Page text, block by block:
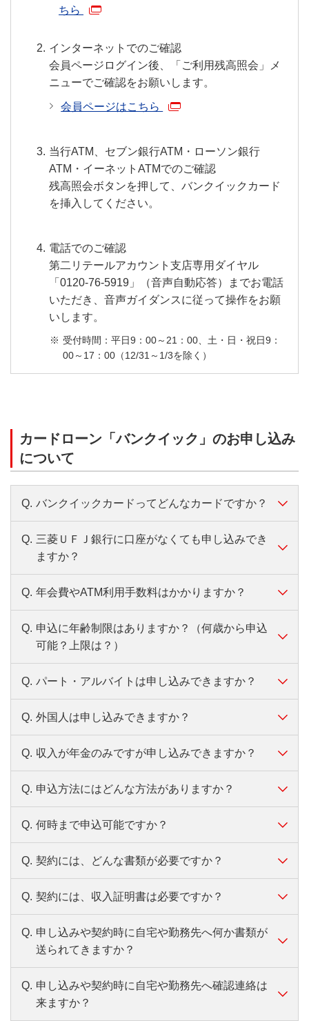
ちら
インターネットでのご確認
会員ページログイン後、「ご利用残高照会」メ
ニューでご確認をお願いします。
会員ページはこちら
当行ATM、セブン銀行ATM・ローソン銀行
ATM・イーネットATMでのご確認
残高照会ボタンを押して、バンクイックカード
を挿入してください。
電話でのご確認
第二リテールアカウント支店専用ダイヤル
「0120-76-5919」（音声自動応答）までお電話
いただき、音声ガイダンスに従って操作をお願
いします。
受付時間：平日9：00～21：00、土・日・祝日9：
00～17：00（12/31～1/3を除く）
カードローン「バンクイック」のお申し込み
について
Q. バンクイックカードってどんなカードですか？
A. バンクイックカードは、最高800万円までご
利用いただけるローン専用のカードです。
ろん、セブン銀行ATM・ローソン銀行ATM・
イーネットATMでも利用手数料無料でいつで
もお借り入れ・ご返済いただけます。
各種手数料・年会費も無料で、いざというと
きのために安心してお持ちいただけます。
るATMが対象となります。
Q. 三菱ＵＦＪ銀行に口座がなくても申し込みでき
ますか？
A. お申し込みいただけます。また、預金口座を
別途開設いただく必要もありません。
Q. 年会費やATM利用手数料はかかりますか？
A. バンクイックは、年会費もATM利用手数料も
無料です。
ATMからお振り込みでご返済する場合は、利用時間・
利用機関により所定の手数料がかかります。
Q. 申込に年齢制限はありますか？（何歳から申込
可能？上限は？）
A. 満20歳以上65歳未満の方が対象です。
Q. パート・アルバイトは申し込みできますか？
A. 原則安定した収入がある方であれば、お申込
可能です。
Q. 外国人は申し込みできますか？
A. お申し込みいただけます。ただし、永住許可
を受けている方が対象となります。
Q. 収入が年金のみですが申し込みできますか？
A. お申し込みいただけます。原則安定した収入
がある方であれば、お申し込みいただけま
す。
お申し込みの際は、第二リテールアカウント
絡ください。
受付時間：平日9:00～21:00、土・日・祝日9:00～
17:00（12/31～1/3を除く）
Q. 申込方法にはどんな方法がありますか？
A. お申込方法はインターネット・電話・スマー
トフォンアプリがあります。
Q. 何時まで申込可能ですか？
A. インターネットなら24時間申込可能です。
Q. 契約には、どんな書類が必要ですか？
A. ご契約には、以下の書類が必要です。
《本人確認書類》
以下のいずれか2点（*1）
「個人番号カード（マイナンバーカード）」・
「運転免許証」・「パスポート（*2）」・「資格確
認書」・「在留カード」・「特別永住者証明書」
Q. 契約には、収入証明書は必要ですか？
A. 50万円超の利用限度額をご希望の場合には、
収入証明書のご提出が必要です。
「納税証明書その1・その2（個人事業者の
Q. 申し込みや契約時に自宅や勤務先へ何か書類が
送られてきますか？
A. お申込内容やご契約方法などにより異なりま
す。
Q. 申し込みや契約時に自宅や勤務先へ確認連絡は
来ますか？